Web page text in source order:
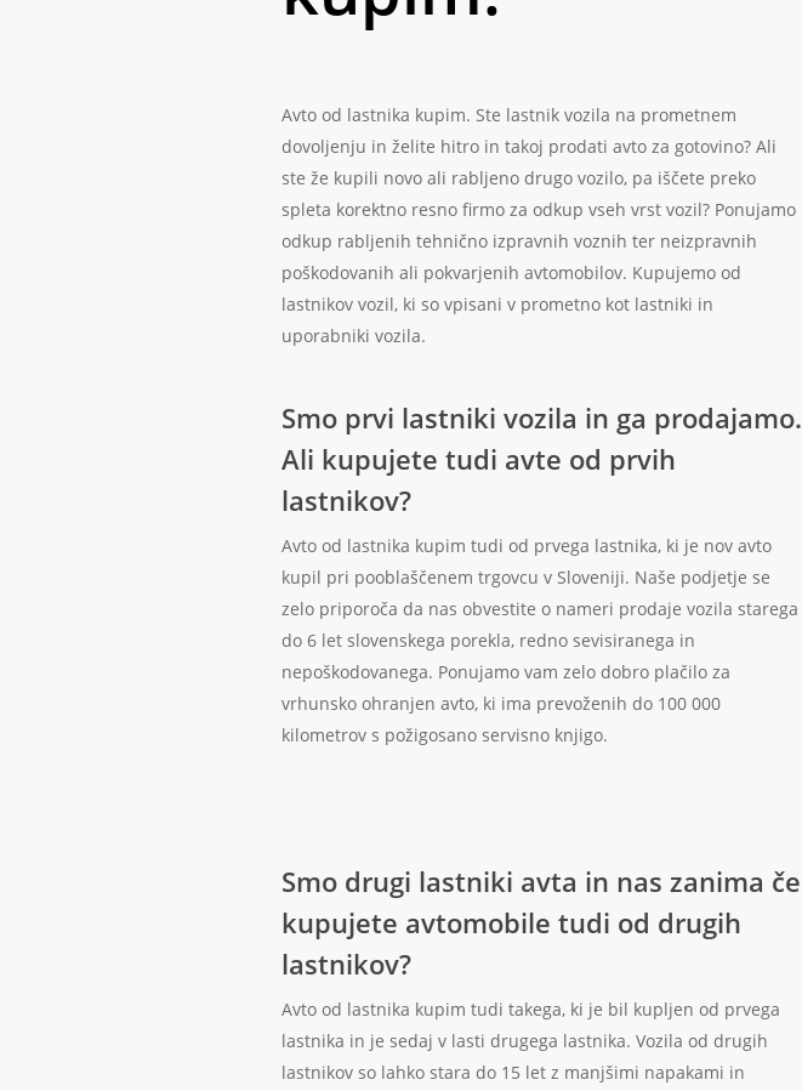
Avto od lastnika kupim. Ste lastnik vozila na prometnem
dovoljenju in želite hitro in takoj prodati avto za gotovino? Ali
ste že kupili novo ali rabljeno drugo vozilo, pa iščete preko
spleta korektno resno firmo za odkup vseh vrst vozil? Ponujamo
odkup rabljenih tehnično izpravnih voznih ter neizpravnih
poškodovanih ali pokvarjenih avtomobilov. Kupujemo od
lastnikov vozil, ki so vpisani v prometno kot lastniki in
uporabniki vozila.
Smo prvi lastniki vozila in ga prodajamo.
Ali kupujete tudi avte od prvih
lastnikov?
Avto od lastnika kupim tudi od prvega lastnika, ki je nov avto
kupil pri pooblaščenem trgovcu v Sloveniji. Naše podjetje se
zelo priporoča da nas obvestite o nameri prodaje vozila starega
do 6 let slovenskega porekla, redno sevisiranega in
nepoškodovanega. Ponujamo vam zelo dobro plačilo za
vrhunsko ohranjen avto, ki ima prevoženih do 100 000
kilometrov s požigosano servisno knjigo.
Smo drugi lastniki avta in nas zanima če
kupujete avtomobile tudi od drugih
lastnikov?
Avto od lastnika kupim tudi takega, ki je bil kupljen od prvega
lastnika in je sedaj v lasti drugega lastnika. Vozila od drugih
lastnikov so lahko stara do 15 let z manjšimi napakami in